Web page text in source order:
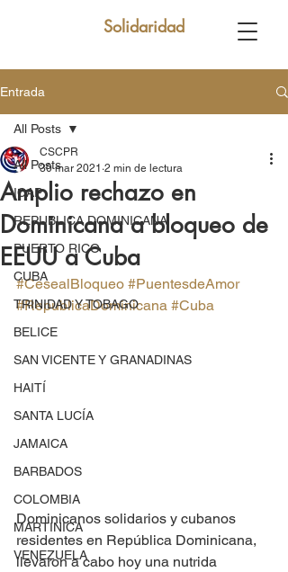
Solidaridad
Entrada
All Posts
ICAP
REPUBLICA DOMINICANA
PUERTO RICO
CUBA
TRINIDAD Y TOBAGO
BELICE
SAN VICENTE Y GRANADINAS
HAITÍ
SANTA LUCÍA
JAMAICA
BARBADOS
COLOMBIA
MARTINICA
VENEZUELA
All Posts
Amplio rechazo en
Dominicana a bloqueo de
EEUU a Cuba
CSCPR
30 mar 2021 2 min de lectura
#CesealBloqueo #PuentesdeAmor
#RepublicaDominicana #Cuba
Dominicanos solidarios y cubanos
residentes en República Dominicana,
llevaron a cabo hoy una nutrida